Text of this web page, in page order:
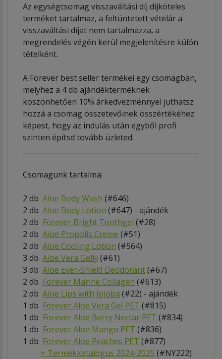
Az egységcsomag visszaváltási díj díjköteles
terméket tartalmaz, a feltüntetett vételár a
visszaváltási díjat nem tartalmazza, a
megrendelés végén kerül megjelenítésre külön
tételként.
A Forever best seller termékei egy csomagban,
melyhez a 4 db ajándékterméknek
köszönhetően 10% árkedvezménnyel juthatsz
hozzá a csomag összetevőinek összértékéhez
képest, hogy az indulás után egyből profi
szinten építsd tovább üzleted.
Csomagunk tartalma:
2 db Aloe Body Wash (#646)
2 db Aloe Body Lotion (#647) - ajándék
2 db Forever Bright Toothgel (#28)
2 db Aloe Propolis Creme (#51)
2 db Aloe Cooling Lotion (#564)
3 db Aloe Vera Gelly(#61)
3 db Aloe Ever-Shield Deodorant(#67)
2 db Forever Marine Collagen (#613)
2 db Aloe Lips with Jojoba (#22) - ajándék
1 db Forever Aloe Vera Gel PET (#815)
1 db Forever Aloe Berry Nectar PET (#834)
1 db Forever Aloe Mango PET (#836)
1 db Forever Aloe Peaches PET (#877)
+ Termékkatalógus 2024-2025 (#NY222)